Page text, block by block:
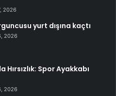
2026
yurt dışına kaçtı
2026
Hırsızlık: Spor Ayakkabı
2026